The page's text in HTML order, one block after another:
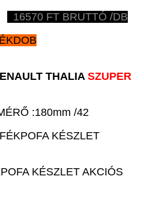
16570 FT BRUTTÓ /DB
THALIA SZUPER
:180mm /42
KÉSZLET
KÉSZLET AKCIÓS